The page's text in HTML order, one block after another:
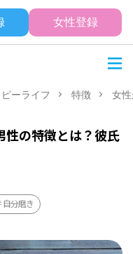
女性登録
ーライフ 特徴 女
性の特徴とは？彼氏
自分磨き